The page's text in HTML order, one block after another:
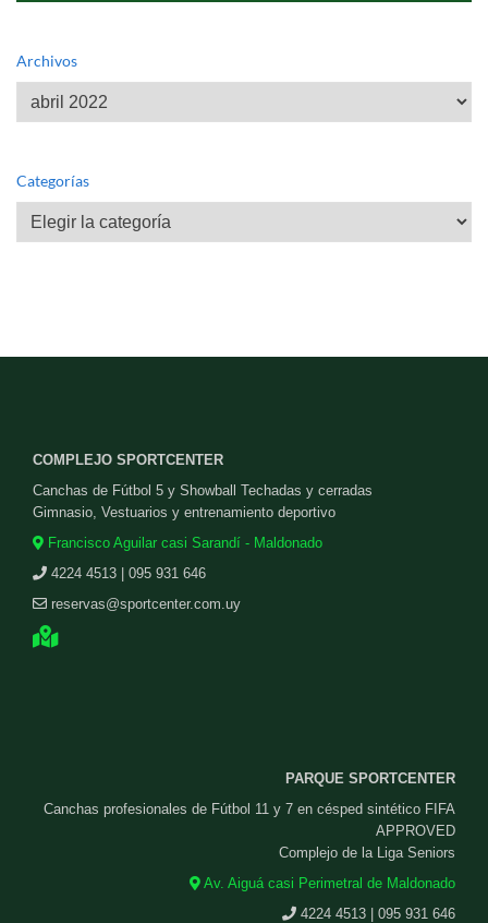
Archivos
Archivos
Categorías
Categorías
COMPLEJO SPORTCENTER
Canchas de Fútbol 5 y Showball Techadas y cerradas
Gimnasio, Vestuarios y entrenamiento deportivo
Francisco Aguilar casi Sarandí - Maldonado
4224 4513 | 095 931 646
reservas@sportcenter.com.uy
PARQUE SPORTCENTER
Canchas profesionales de Fútbol 11 y 7 en césped sintético FIFA
APPROVED
Complejo de la Liga Seniors
Av. Aiguá casi Perimetral de Maldonado
4224 4513 | 095 931 646